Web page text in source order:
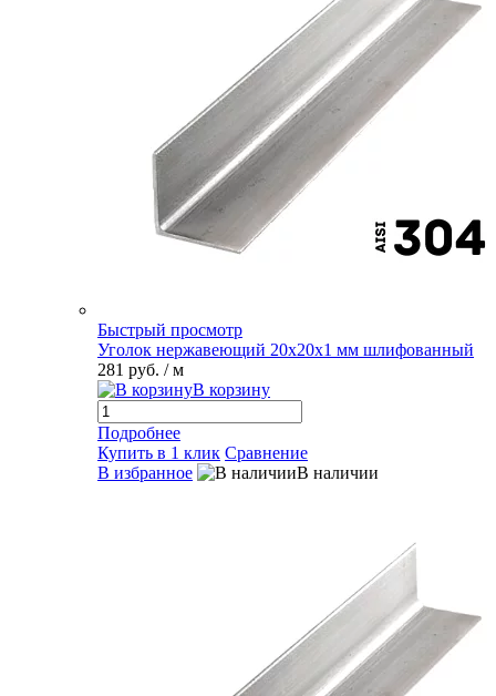
Быстрый просмотр
Уголок нержавеющий 20х20х1 мм шлифованный
281 руб. / м
В корзину
Подробнее
Купить в 1 клик Сравнение
В избранное
В наличии